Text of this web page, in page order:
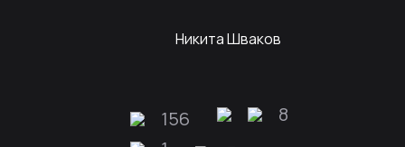
Никита Шваков
156
8